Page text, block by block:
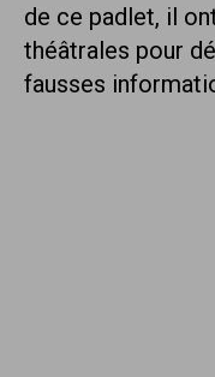
de ce padlet, il
théâtrales pour
fausses